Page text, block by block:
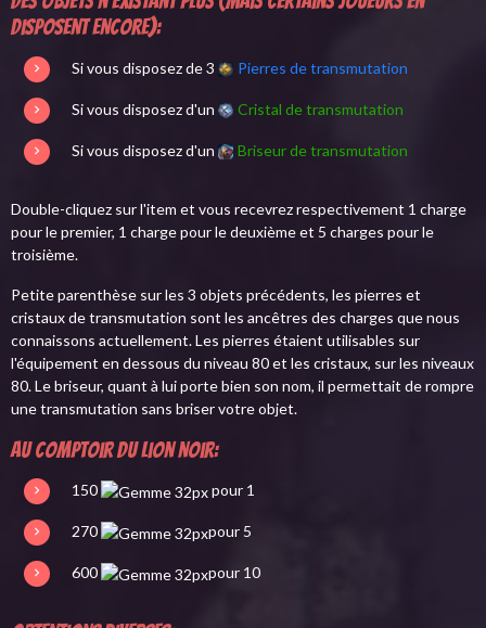
disposent encore):
Si vous disposez de 3 Pierres de transmutation
Si vous disposez d'un Cristal de transmutation
Si vous disposez d'un Briseur de transmutation
Double-cliquez sur l'item et vous recevrez respectivement 1 charge
pour le premier, 1 charge pour le deuxième et 5 charges pour le
troisième.
Petite parenthèse sur les 3 objets précédents, les pierres et
cristaux de transmutation sont les ancêtres des charges que nous
connaissons actuellement. Les pierres étaient utilisables sur
l'équipement en dessous du niveau 80 et les cristaux, sur les niveaux
80. Le briseur, quant à lui porte bien son nom, il permettait de rompre
une transmutation sans briser votre objet.
Au comptoir du Lion noir:
150 pour 1
270 pour 5
600 pour 10